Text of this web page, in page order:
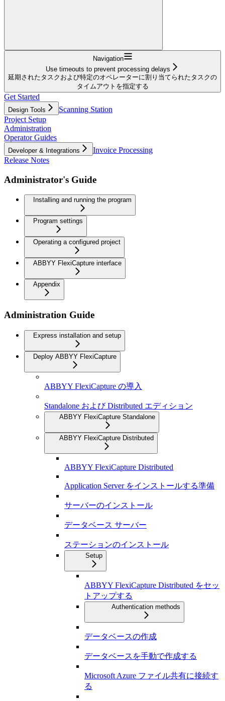
Navigation
Use timeouts to prevent processing delays
延期されたタスクおよび特定のオペレーターに割り当てられたタスクの
タイムアウトを指定する
Get Started
Design Tools
Scanning Station
Project Setup
Administration
Operator Guides
Developer & Integrations
Invoice Processing
Release Notes
Administrator's Guide
Installing and running the program
Program settings
Operating a configured project
ABBYY FlexiCapture interface
Appendix
Administration Guide
Express installation and setup
Deploy ABBYY FlexiCapture
ABBYY FlexiCapture の導入
Standalone および Distributed エディション
ABBYY FlexiCapture Standalone
ABBYY FlexiCapture Distributed
ABBYY FlexiCapture Distributed
Application Server をインストールする準備
サーバーのインストール
データベース サーバー
ステーションのインストール
Setup
ABBYY FlexiCapture Distributed をセッ
トアップする
Authentication methods
データベースの作成
データベースを手動で作成する
Microsoft Azure ファイル共有に接続す
る